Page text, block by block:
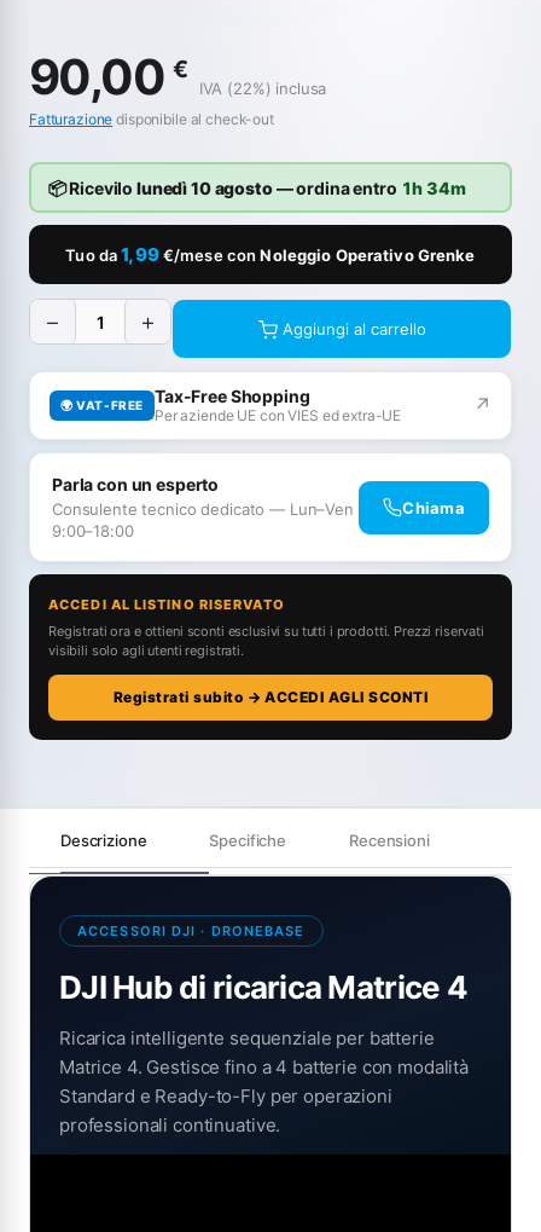
90,00€
IVA (22%) inclusa
Fatturazione disponibile al check-out
📦 Ricevilo lunedì 10 agosto— ordina entro 1h 34m
Tuo da1,99€/mese conNoleggio Operativo Grenke
− + Aggiungi al carrello
🌍 VAT-FREE Tax-Free Shopping
Per aziende UE con VIES ed extra-UE ↗
Parla con un esperto
Consulente tecnico dedicato — Lun–Ven
9:00–18:00
Chiama
ACCEDI AL LISTINO RISERVATO
Registrati ora e ottieni sconti esclusivi su tutti i prodotti. Prezzi riservati
visibili solo agli utenti registrati.
Registrati subito → ACCEDI AGLI SCONTI
Descrizione Specifiche Recensioni
ACCESSORI DJI · DRONEBASE
DJI Hub di ricarica Matrice 4
Ricarica intelligente sequenziale per batterie
Matrice 4. Gestisce fino a 4 batterie con modalità
Standard e Ready-to-Fly per operazioni
professionali continuative.